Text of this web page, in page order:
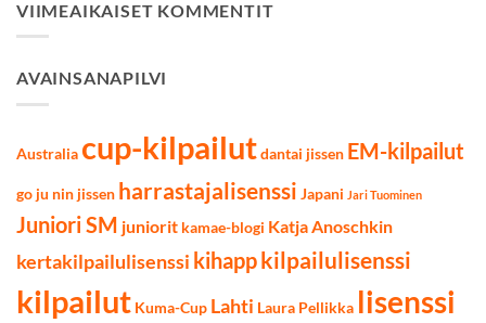
tulokset
VIIMEAIKAISET KOMMENTIT
AVAINSANAPILVI
Australia cup-kilpailutdantai jissen EM-kilpailut
go ju nin jissen harrastajalisenssi Japani Jari Tuominen
Juniori SM juniorit kamae-blogi Katja Anoschkin
kertakilpailulisenssi kihappkilpailulisenssi
kilpailut Kuma-Cup Lahti Laura Pellikka lisenssi